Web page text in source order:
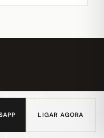
o seu
LIGAR AGORA